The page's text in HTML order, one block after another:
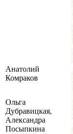
Анатолий
Комраков
Ольга
Дубравицкая,
Александра
Посыпкина